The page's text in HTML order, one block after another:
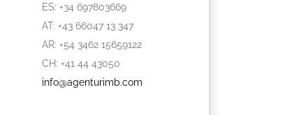
ES: +34 697803669
AT: +43 66047 13 347
AR: +54 3462 15659122
CH: +41 44 43050
info@agenturimb.com